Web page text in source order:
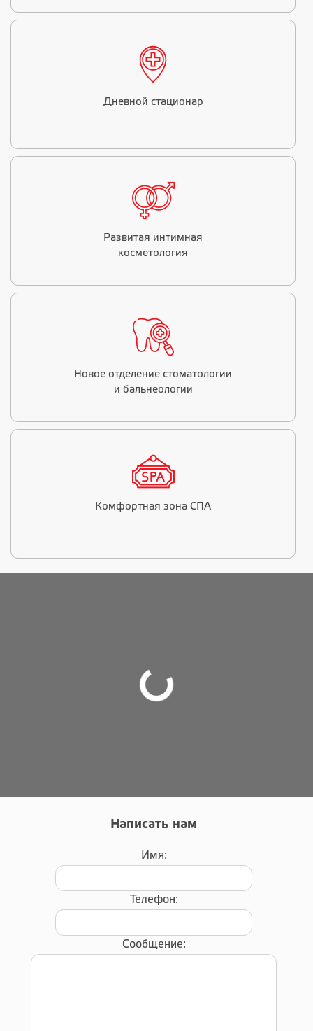
Дневной стационар
Развитая интимная
косметология
Новое отделение стоматологии
и бальнеологии
Комфортная зона СПА
Написать нам
Имя:
Телефон:
Сообщение: